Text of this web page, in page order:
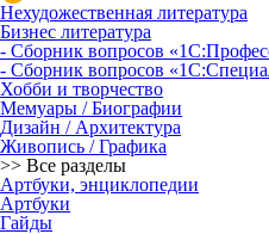
Нехудожественная литература
Бизнес литература
- Сборник вопросов
- Сборник вопросов
Хобби и творчество
Мемуары / Биографии
Дизайн / Архитектура
Живопись / Графика
>> Все разделы
Артбуки, энциклопедии
Артбуки
Гайды